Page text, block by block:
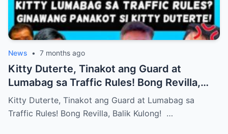
News • 7 months ago
Kitty Duterte, Tinakot ang Guard at
Lumabag sa Traffic Rules! Bong Revilla,
Balik Kulong!
Kitty Duterte, Tinakot ang Guard at Lumabag sa
Traffic Rules! Bong Revilla, Balik Kulong! …